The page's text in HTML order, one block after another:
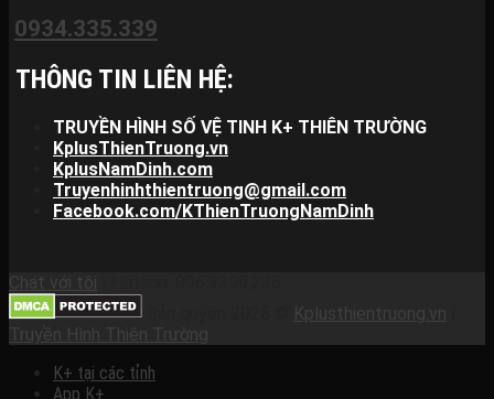
0934.335.339
THÔNG TIN LIÊN HỆ:
TRUYỀN HÌNH SỐ VỆ TINH K+ THIÊN TRƯỜNG
KplusThienTruong.vn
KplusNamDinh.com
Truyenhinhthientruong@gmail.com
Facebook.com/KThienTruongNamDinh
Chat với tôi
Kplusthientruong.vn
Truyền Hình Thiên Trường
K+ tại các tỉnh
App K+